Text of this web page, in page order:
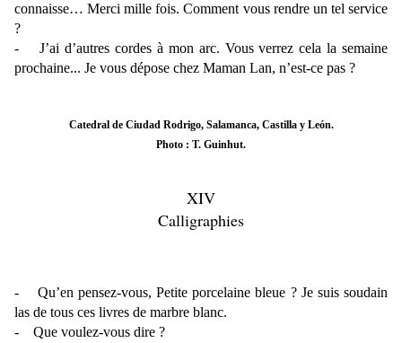
connaisse… Merci mille fois. Comment vous rendre un tel service
?
- J’ai d’autres cordes à mon arc. Vous verrez cela la semaine
prochaine... Je vous dépose chez Maman Lan, n’est-ce pas ?
Catedral de Ciudad Rodrigo, Salamanca, Castilla y León.
Photo : T. Guinhut.
XIV
Calligraphies
- Qu’en pensez-vous, Petite porcelaine bleue ? Je suis soudain
las de tous ces livres de marbre blanc.
- Que voulez-vous dire ?